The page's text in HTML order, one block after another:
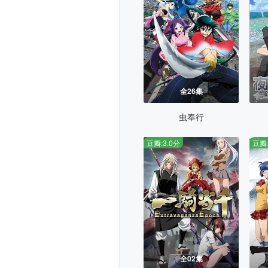
全26集
虫奉行
全02集
豆瓣:3.0分 豆